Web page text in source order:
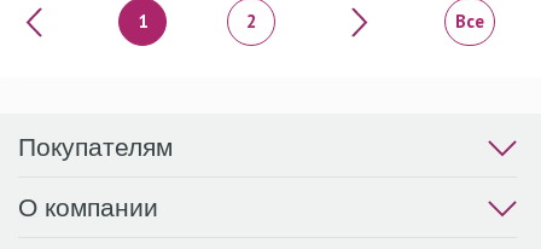
1 2 Все
Покупателям
О компании